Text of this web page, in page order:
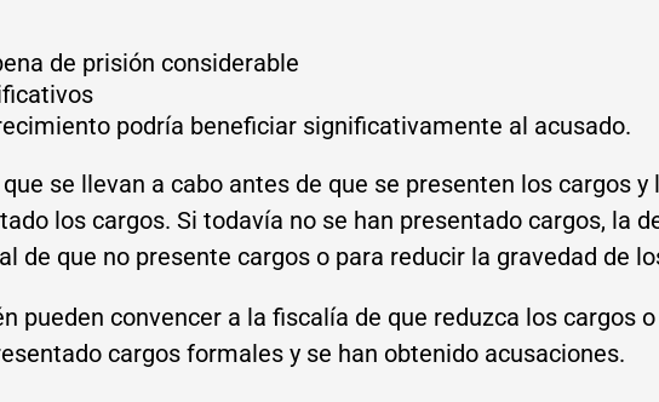
de prisión considerable
podría beneficiar significativamente al acusado.
se llevan a cabo antes de que se presenten los cargos y
los cargos. Si todavía no se han presentado cargos, la
de que no presente cargos o para reducir la gravedad de
pueden convencer a la fiscalía de que reduzca los cargos
cargos formales y se han obtenido acusaciones.